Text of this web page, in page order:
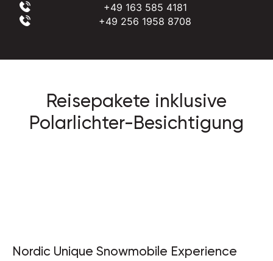
+49 163 585 4181
+49 256 1958 8708
Reisepakete inklusive
Polarlichter-Besichtigung
Nordic Unique Snowmobile Experience